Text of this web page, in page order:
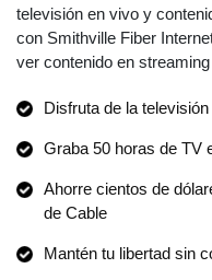
televisión en vivo y
con Smithville Fiber
ver contenido en streaming
Disfruta de la
Graba 50 horas de TV
Ahorre cientos de
de Cable
Mantén tu libertad sin